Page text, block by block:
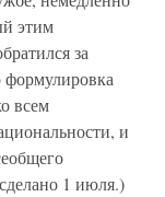
этим
за
формулировка
всем
и
1 июля.)